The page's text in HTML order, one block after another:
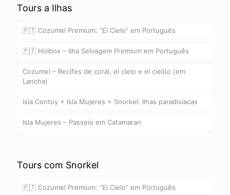
Tours a Ilhas
🇵🇹 Cozumel Premium: “El Cielo” em Português
🇵🇹 Holbox – Ilha Selvagem Premium em Português
Cozumel – Recifes de coral, el cielo e el cielito (em
Lancha)
Isla Contoy + Isla Mujeres + Snorkel: Ilhas paradisíacas
Isla Mujeres – Passeio em Catamaran
Tours com Snorkel
🇵🇹 Cozumel Premium: “El Cielo” em Português